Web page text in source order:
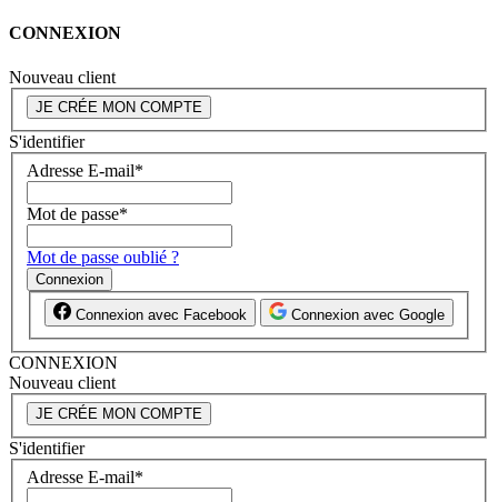
CONNEXION
Nouveau client
JE CRÉE MON COMPTE
S'identifier
Adresse E-mail*
Mot de passe*
Mot de passe oublié ?
Connexion
Connexion avec Facebook Connexion avec Google
CONNEXION
Nouveau client
JE CRÉE MON COMPTE
S'identifier
Adresse E-mail*